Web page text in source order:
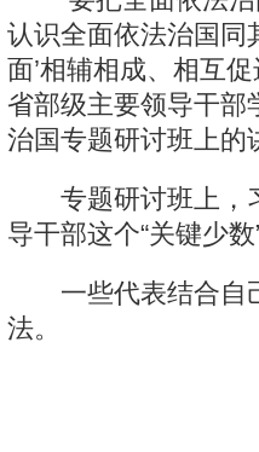
认识全面依法治国同
面’相辅相成、相互
省部级主要领导干部
治国专题研讨班上的
专题研讨班上，习
导干部这个“关键少数”
一些代表结合自己
法。